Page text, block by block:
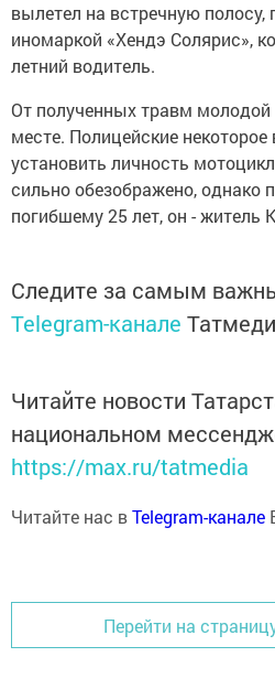
вылетел на встречную полосу,
иномаркой «Хендэ Солярис»,
летний водитель.
От полученных травм молодой
месте. Полицейские
установить личность
сильно обезображено, однако
погибшему 25 лет, он - житель
Следите за самым
Telegram-канале
Читайте новости
национальном
https://max.ru/tatmedia
Читайте нас вTelegram-канале
Перейти на